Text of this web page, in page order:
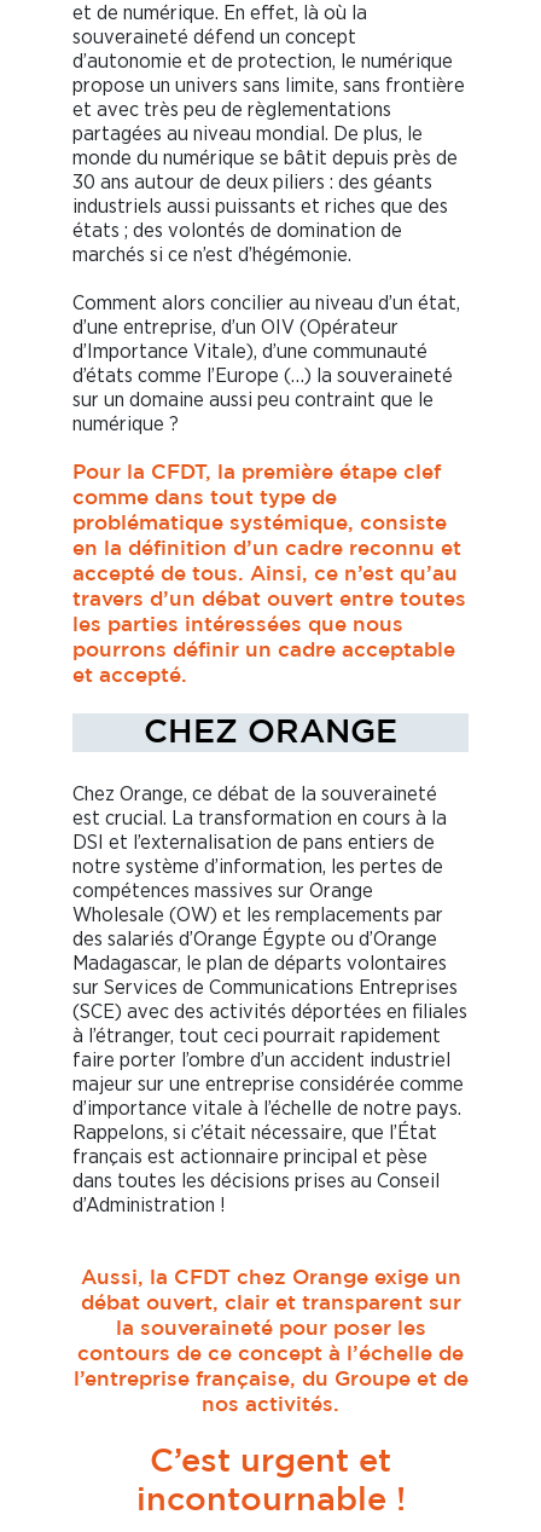
et de numérique. En effet, là où la
souveraineté défend un concept
d’autonomie et de protection, le numérique
propose un univers sans limite, sans frontière
et avec très peu de règlementations
partagées au niveau mondial. De plus, le
monde du numérique se bâtit depuis près de
30 ans autour de deux piliers : des géants
industriels aussi puissants et riches que des
états ; des volontés de domination de
marchés si ce n’est d’hégémonie.
Comment alors concilier au niveau d’un état,
d’une entreprise, d’un OIV (Opérateur
d’Importance Vitale), d’une communauté
d’états comme l’Europe (…) la souveraineté
sur un domaine aussi peu contraint que le
numérique ?
Pour la CFDT, la première étape clef
comme dans tout type de
problématique systémique, consiste
en la définition d’un cadre reconnu et
accepté de tous. Ainsi, ce n’est qu’au
travers d’un débat ouvert entre toutes
les parties intéressées que nous
pourrons définir un cadre acceptable
et accepté.
CHEZ ORANGE
Chez Orange, ce débat de la souveraineté
est crucial. La transformation en cours à la
DSI et l’externalisation de pans entiers de
notre système d’information, les pertes de
compétences massives sur Orange
Wholesale (OW) et les remplacements par
des salariés d’Orange Égypte ou d’Orange
Madagascar, le plan de départs volontaires
sur Services de Communications Entreprises
(SCE) avec des activités déportées en filiales
à l’étranger, tout ceci pourrait rapidement
faire porter l’ombre d’un accident industriel
majeur sur une entreprise considérée comme
d’importance vitale à l’échelle de notre pays.
Rappelons, si c’était nécessaire, que l’État
français est actionnaire principal et pèse
dans toutes les décisions prises au Conseil
d’Administration !
Aussi, la CFDT chez Orange exige un
débat ouvert, clair et transparent sur
la souveraineté pour poser les
contours de ce concept à l’échelle de
l’entreprise française, du Groupe et de
nos activités.
C’est urgent et
incontournable !